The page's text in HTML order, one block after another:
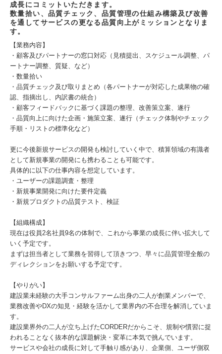
成長にコミットいただきます。
数量拾い、品質チェック、品質管理の仕組み構築及び改善
を通してサービスの更なる品質向上がミッションとなりま
す。
【業務内容】
・顧客及びパートナーの窓口対応（見積提出、スケジュール調整、パ
ートナー調整、質疑、など）
・数量拾い
・品質チェック及び取りまとめ（各パートナーが対応した成果物の確
認、指摘出し、内訳書の統合）
・顧客フィードバックに基づく課題の整理、改善策立案、遂行
・品質向上に向けた企画・施策立案、遂行（チェック体制やチェック
手順・リストの標準化など）
更に今後新規サービスの開発も検討していく中で、積算領域の有識者
として新規事業の開発にも携わることも可能です。
具体的に以下の仕事内容を想定しています。
・ユーザーの課題調査・整理
・新規事業開発に向けた要件定義
・新規プロダクトの品質テスト、検証
【組織構成】
現在は役員2名社員9名の体制で、これから事業の成長に伴い拡大して
いく予定です。
まずは担当者として業務を習得して頂きつつ、早々に品質管理全般の
ディレクションをお願いする予定です。
【やりがい】
建設業未経験の大手コンサルファーム出身の二人が創業メンバーで、
業務改善やDXの知見・経験を活かして業界内の不合理を解消していま
す。
建設業界外の二人が立ち上げたCORDERだからこそ、規制や慣習に捉
われることなく抜本的な課題解決・変革に本気で挑んでいます。
サービスや会社の成長に対して手触り感があり、企業側、ユーザ側双